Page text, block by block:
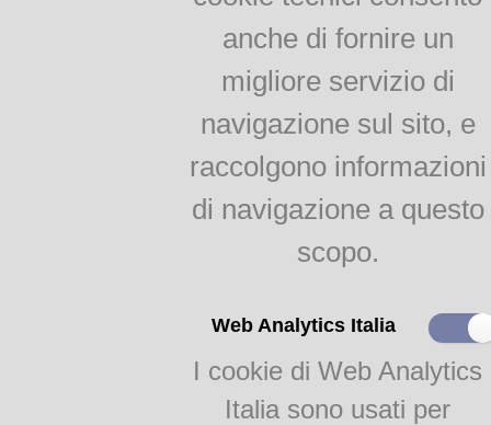
Titolo:
Lingua:
Luogo di edizione:
Editore:Ulrico
RAGGRUPPAMENTI
anche di fornire un
migliore servizio di
navigazione sul sito, e
raccolgono informazioni
di navigazione a questo
scopo.
Web Analytics Italia
I cookie di Web Analytics
Italia sono usati per